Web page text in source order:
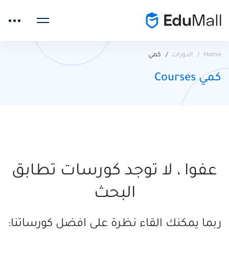
Home الدورات كمي
كمي Courses
عفوا ، لا توجد كورسات تطابق
البحث
ربما يمكنك القاء نظرة على افضل كورساتنا: